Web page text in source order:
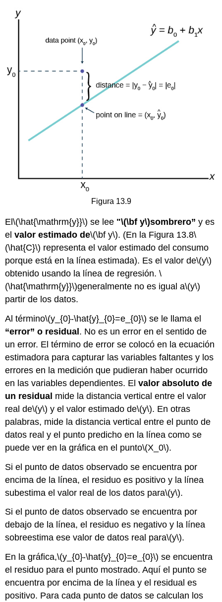
Figura 13.9
El\(\hat{\mathrm{y}}\) se lee "\(\bf y\)sombrero” y es
elvalor estimado de\(\bf y\). (En la Figura 13.8\
(\hat{C}\) representa el valor estimado del consumo
porque está en la línea estimada). Es el valor de\(y\)
obtenido usando la línea de regresión.\
(\hat{\mathrm{y}}\)generalmente no es igual a\(y\)
partir de los datos.
Al término\(y_{0}-\hat{y}_{0}=e_{0}\) se le llama el
“error” o residual. No es un error en el sentido de
un error. El término de error se colocó en la ecuación
estimadora para capturar las variables faltantes y los
errores en la medición que pudieran haber ocurrido
en las variables dependientes. Elvalor absoluto de
un residual mide la distancia vertical entre el valor
real de\(y\) y el valor estimado de\(y\). En otras
palabras, mide la distancia vertical entre el punto de
datos real y el punto predicho en la línea como se
puede ver en la gráfica en el punto\(X_0\).
Si el punto de datos observado se encuentra por
encima de la línea, el residuo es positivo y la línea
subestima el valor real de los datos para\(y\).
Si el punto de datos observado se encuentra por
debajo de la línea, el residuo es negativo y la línea
sobreestima ese valor de datos real para\(y\).
En la gráfica,\(y_{0}-\hat{y}_{0}=e_{0}\) se encuentra
el residuo para el punto mostrado. Aquí el punto se
encuentra por encima de la línea y el residual es
positivo. Para cada punto de datos se calculan los